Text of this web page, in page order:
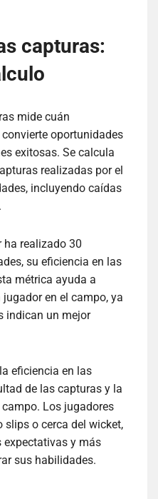
capturas:
mide cuán
oportunidades
exitosas. Se calcula
realizadas por el
incluyendo caídas
ha realizado 30
su eficiencia en las
métrica ayuda a
en el campo, ya
indican un mejor
eficiencia en las
de las capturas y la
Los jugadores
slips o cerca del wicket,
expectativas y más
sus habilidades.